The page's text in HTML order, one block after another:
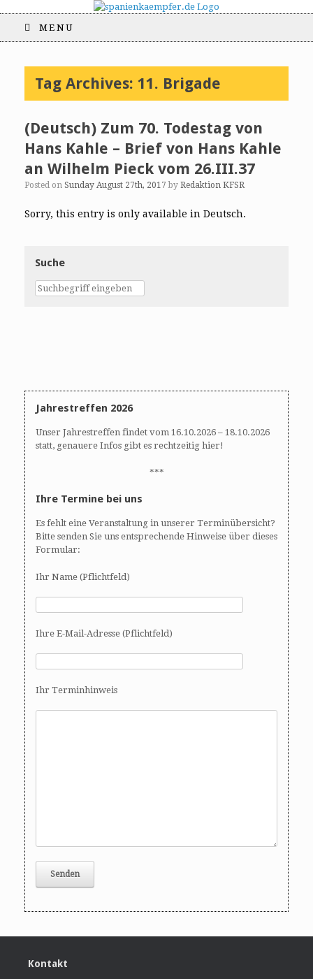
MENU
Tag Archives: 11. Brigade
(Deutsch) Zum 70. Todestag von
Hans Kahle – Brief von Hans Kahle
an Wilhelm Pieck vom 26.III.37
Posted on Sunday August 27th, 2017 by Redaktion KFSR
Sorry, this entry is only available in Deutsch.
Suche
Jahrestreffen 2026
Unser Jahrestreffen findet vom 16.10.2026 – 18.10.2026
statt, genauere Infos gibt es rechtzeitig hier!
***
Ihre Termine bei uns
Es fehlt eine Veranstaltung in unserer Terminübersicht?
Bitte senden Sie uns entsprechende Hinweise über dieses
Formular:
Ihr Name (Pflichtfeld)
Ihre E-Mail-Adresse (Pflichtfeld)
Ihr Terminhinweis
Kontakt